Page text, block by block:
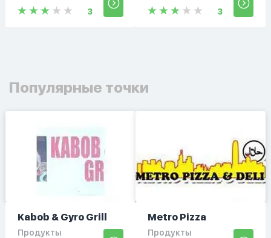
3
3
Популярные точки
Kabob & Gyro Grill
Продукты
Metro Pizza
Продукты